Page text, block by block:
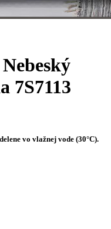
7S7113
vo vlažnej vode (30°C).